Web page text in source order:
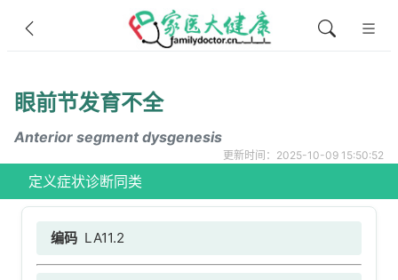
眼前节发育不全
Anterior segment dysgenesis
更新时间：2025-10-09 15:50:52
定义症状诊断同类
编码 LA11.2